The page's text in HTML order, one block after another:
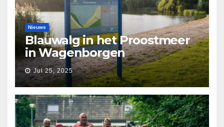
Nieuws
Blauwalg in het Proostmeer
in Wagenborgen
Jul 25, 2025